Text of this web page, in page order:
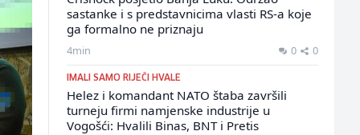
sastanke i s predstavnicima vlasti RS-a koje
ga formalno ne priznaju
4min 0 0
IMALI SAMO RIJEČI HVALE
Helez i komandant NATO štaba završili
turneju firmi namjenske industrije u
Vogošći: Hvalili Binas, BNT i Pretis